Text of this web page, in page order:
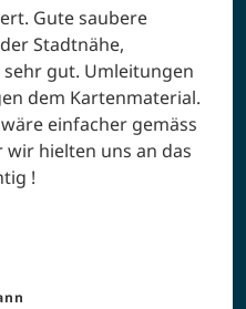
Gute saubere
Stadtnähe,
sehr gut. Umleitungen
dem Kartenmaterial.
einfacher gemäss
hielten uns an das
!